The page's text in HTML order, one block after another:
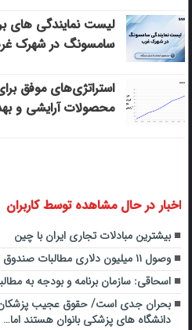
لیست نمایندگی های
سامسونگ در شهرک
استراتژی‌های موفق برای
محصولات آرایشی و
اخبار در حال مشاهده توسط کاربران
بیشترین مبادلات تجاری ایران با چین
وصول ۱۱ میلیون دلاری مطالبات صندوق توسعه صنایع دریایی
اسحاقی: سازمان برنامه و بودجه به
دانشگاه های پزشکی بانوان هستند اما…